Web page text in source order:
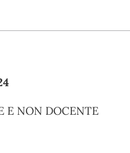
E NON DOCENTE